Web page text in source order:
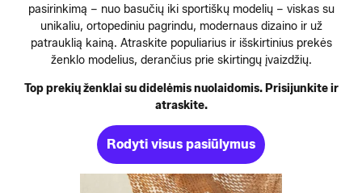
pasirinkimą – nuo basučių iki sportiškų modelių – viskas su
unikaliu, ortopediniu pagrindu, modernaus dizaino ir už
patrauklią kainą. Atraskite populiarius ir išskirtinius prekės
ženklo modelius, derančius prie skirtingų įvaizdžių.
Top prekių ženklai su didelėmis nuolaidomis. Prisijunkite ir
atraskite.
Rodyti visus pasiūlymus